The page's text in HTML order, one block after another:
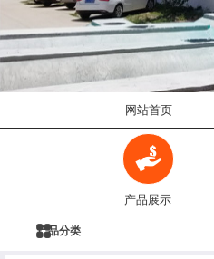
网站首页
产品展示
产品分类